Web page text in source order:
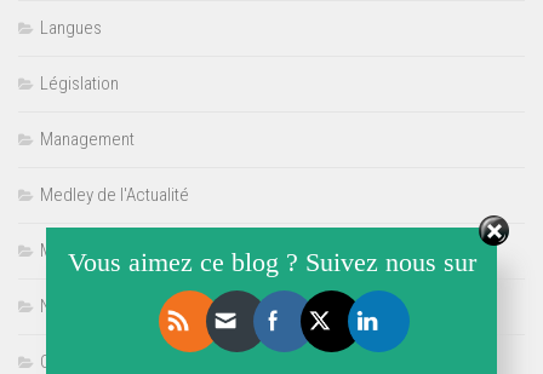
Langues
Législation
Management
Medley de l'Actualité
Multimédia
Non classé
Offre de Stage
Vous aimez ce blog ? Suivez nous sur